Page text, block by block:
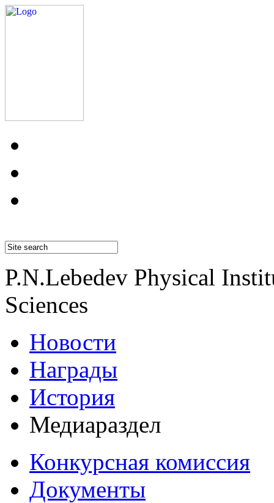
P.N.Lebedev Physical
Sciences
Новости
Награды
История
Медиараздел
Конкурсная комиссия
Документы